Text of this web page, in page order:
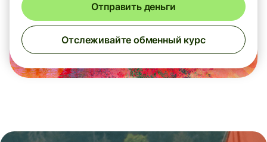
Отправить деньги
Отслеживайте обменный курс